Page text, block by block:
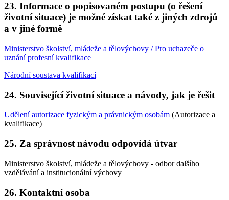
23. Informace o popisovaném postupu (o řešení
životní situace) je možné získat také z jiných zdrojů
a v jiné formě
Ministerstvo školství, mládeže a tělovýchovy / Pro uchazeče o
uznání profesní kvalifikace
Národní soustava kvalifikací
24. Související životní situace a návody, jak je řešit
Udělení autorizace fyzickým a právnickým osobám (Autorizace a
kvalifikace)
25. Za správnost návodu odpovídá útvar
Ministerstvo školství, mládeže a tělovýchovy - odbor dalšího
vzdělávání a institucionální výchovy
26. Kontaktní osoba